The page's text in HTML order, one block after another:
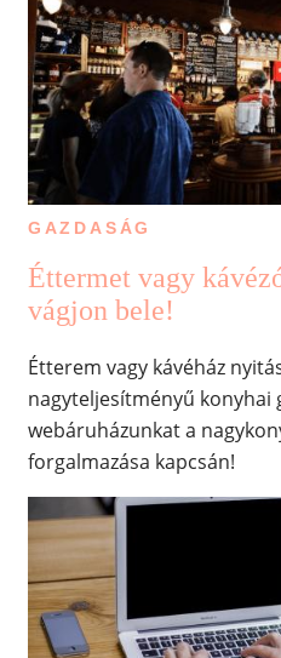
GAZDASÁG
Éttermet vagy
vágjon bele!
Étterem vagy kávéház
nagyteljesítményű konyhai
webáruházunkat a
forgalmazása kapcsán!